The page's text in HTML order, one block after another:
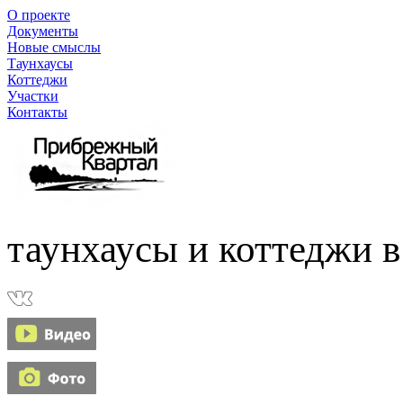
О проекте
Документы
Новые смыслы
Таунхаусы
Коттеджи
Участки
Контакты
таунхаусы и коттеджи